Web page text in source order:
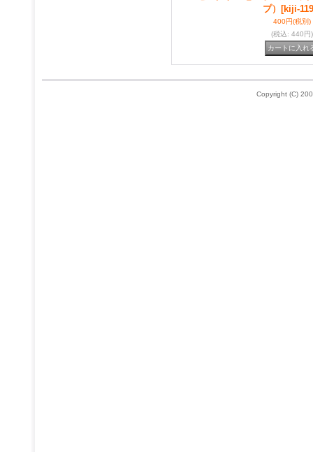
プ）
[kiji-
400円(税別)
(税込: 440円)
Copyright (C)